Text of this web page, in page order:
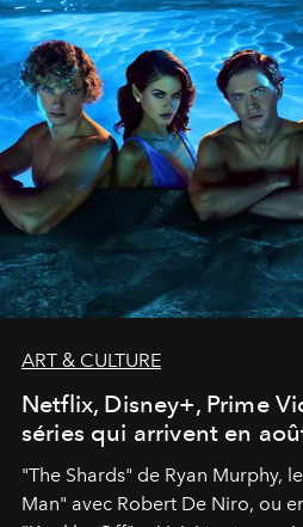
ART & CULTURE
Netflix, Disney+, Prime
séries qui arrivent en
"The Shards" de Ryan Murphy,
Man" avec Robert De Niro, ou